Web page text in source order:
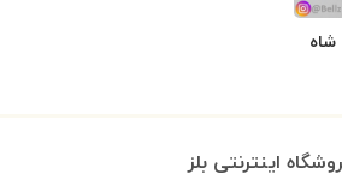
شاه
اینترنتی بلز